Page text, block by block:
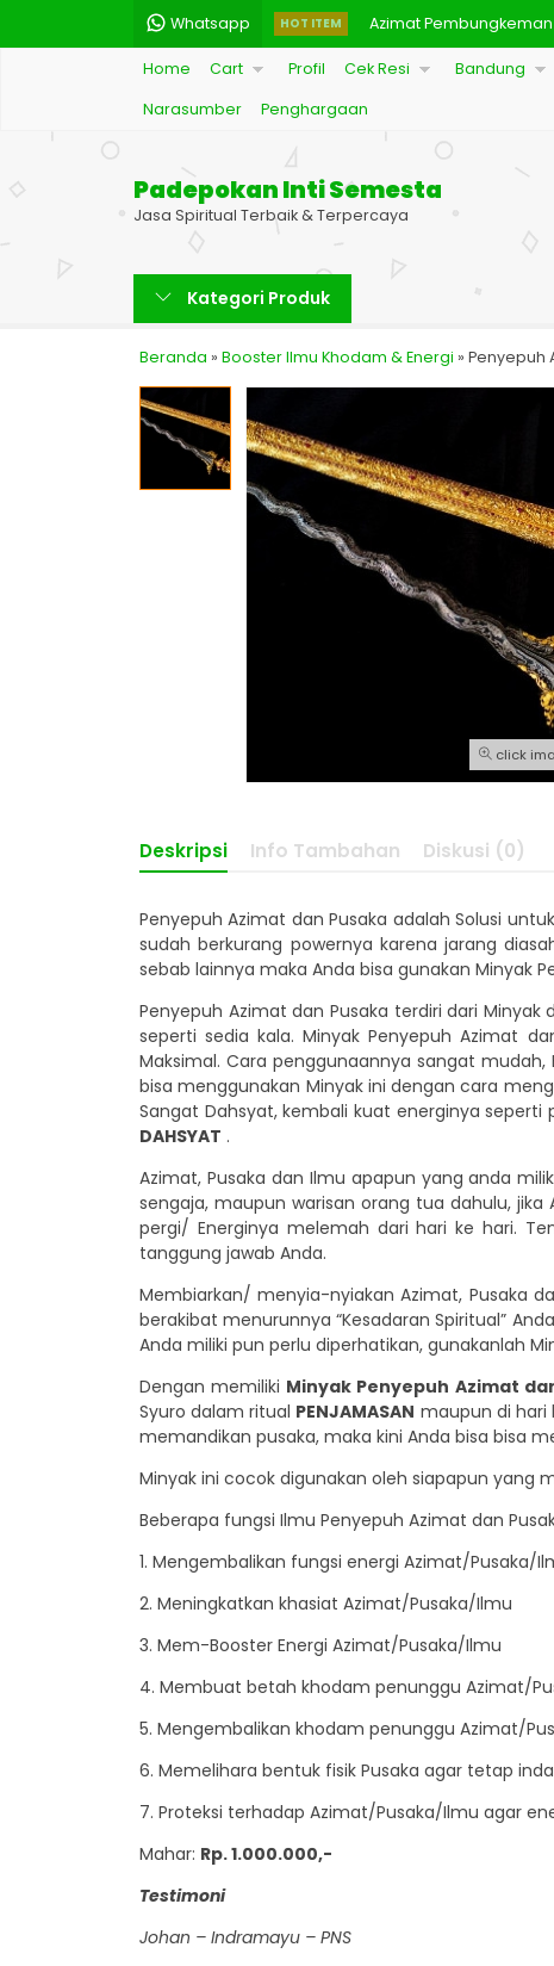
Whatsapp HOT ITEM Azimat Pembungkeman
Mustika Gelang Harimau
Pengisian Ilmu
Garam Kristal Pemancar
Mustika Ilmu Laduni
Azimat Kulit Macan
Home Cart Profil Cek Resi Bandung
Narasumber
Penghargaan
Padepokan Inti Semesta
Jasa Spiritual Terbaik & Terpercaya
Kategori Produk
Beranda » Booster Ilmu Khodam & Energi » Penyepuh
click
Deskripsi Info Tambahan Diskusi (0)
Penyepuh Azimat dan Pusaka adalah Solusi
sudah berkurang powernya karena jarang
sebab lainnya maka Anda bisa gunakan Minyak
Penyepuh Azimat dan Pusaka terdiri dari
seperti sedia kala. Minyak Penyepuh Azimat
Maksimal. Cara penggunaannya sangat mudah,
bisa menggunakan Minyak ini dengan cara
Sangat Dahsyat, kembali kuat energinya
DAHSYAT .
Azimat, Pusaka dan Ilmu apapun yang anda
sengaja, maupun warisan orang tua dahulu,
pergi/ Energinya melemah dari hari ke hari.
tanggung jawab Anda.
Membiarkan/ menyia-nyiakan Azimat, Pusaka
berakibat menurunnya “Kesadaran Spiritual”
Anda miliki pun perlu diperhatikan, gunakanlah
Dengan memiliki Minyak Penyepuh Azimat
Syuro dalam ritual PENJAMASAN maupun di hari
memandikan pusaka, maka kini Anda bisa bisa
Minyak ini cocok digunakan oleh siapapun yang
Beberapa fungsi Ilmu Penyepuh Azimat dan
1. Mengembalikan fungsi energi Azimat/Pusaka/
2. Meningkatkan khasiat Azimat/Pusaka/Ilmu
3. Mem-Booster Energi Azimat/Pusaka/Ilmu
4. Membuat betah khodam penunggu Azimat/
5. Mengembalikan khodam penunggu Azimat/
6. Memelihara bentuk fisik Pusaka agar tetap
7. Proteksi terhadap Azimat/Pusaka/Ilmu agar
Mahar: Rp. 1.000.000,-
Testimoni
Johan – Indramayu – PNS